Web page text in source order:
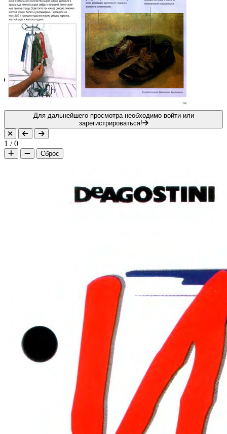
Для дальнейшего просмотра необходимо войти или
зарегистрироваться!
1 /0
Сброс